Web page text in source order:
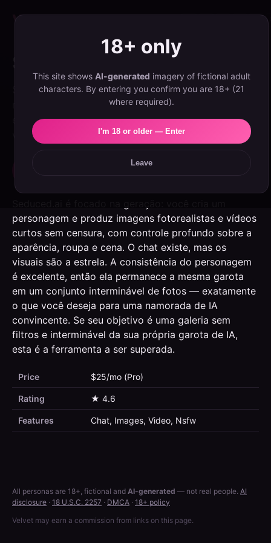
18+ only
This site shows AI-generated imagery of fictional adult
characters. By entering you confirm you are 18+ (21
where required).
I'm 18 or older — Enter
Leave
Velvet
Seduced.ai Review
Seduced.ai é o gerador de imagens e vídeos de IA
mais forte e sem censura em 2026 — a melhor
escolha se você se importa mais em criar os
visuais da sua garota do que em conversar.
personagem e produz imagens fotorealistas e vídeos
curtos sem censura, com controle profundo sobre a
aparência, roupa e cena. O chat existe, mas os
visuais são a estrela. A consistência do personagem
é excelente, então ela permanece a mesma garota
em um conjunto interminável de fotos — exatamente
o que você deseja para uma namorada de IA
convincente. Se seu objetivo é uma galeria sem
filtros e interminável da sua própria garota de IA,
esta é a ferramenta a ser superada.
Price $25/mo (Pro)
Rating ★ 4.6
Features Chat, Images, Video, Nsfw
All personas are 18+, fictional and AI-generated — not real people. AI
disclosure · 18 U.S.C. 2257 · DMCA · 18+ policy
Velvet may earn a commission from links on this page.